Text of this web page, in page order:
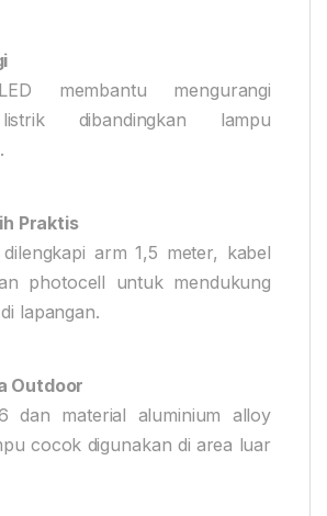
membantu mengurangi
dibandingkan lampu
Praktis
arm 1,5 meter, kabel
photocell untuk mendukung
lapangan.
Outdoor
dan material aluminium alloy
cocok digunakan di area luar